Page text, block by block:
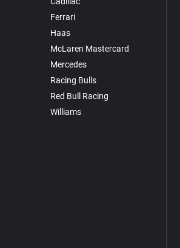
Ferrari
Haas
McLaren Mastercard
Mercedes
Racing Bulls
Red Bull Racing
Williams